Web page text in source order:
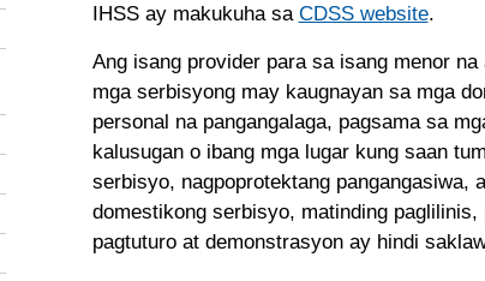
IHSS ay makukuha sa CDSS website.
Ang isang provider para sa isang menor
mga serbisyong may kaugnayan sa mga
personal na pangangalaga, pagsama sa
kalusugan o ibang mga lugar kung saan
serbisyo, nagpoprotektang pangangasiwa,
domestikong serbisyo, matinding
pagtuturo at demonstrasyon ay hindi